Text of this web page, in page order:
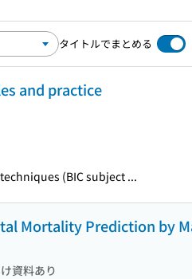
タイトルでまとめる
and practice
(BIC subject ...
Mortality Prediction by
資料あり